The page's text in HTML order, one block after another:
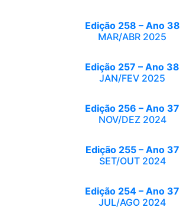
Edição 258 – Ano 38
MAR/ABR 2025
Edição 257 – Ano 38
JAN/FEV 2025
Edição 256 – Ano 37
NOV/DEZ 2024
Edição 255 – Ano 37
SET/OUT 2024
Edição 254 – Ano 37
JUL/AGO 2024